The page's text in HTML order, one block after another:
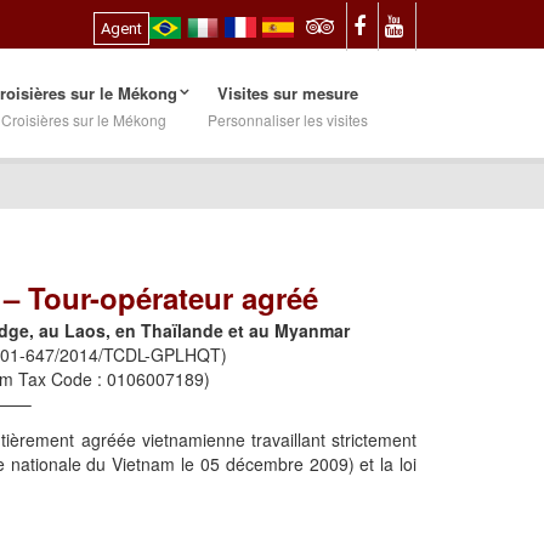
Agent
sur le Mékong
Croisières sur le Mékong
Visites sur mesure
Personnaliser les visites
Tour-opérateur agréé
au Laos, en Thaïlande et au Myanmar
647/2014/TCDL-GPLHQT)
Tax Code : 0106007189)
agréée vietnamienne travaillant strictement
du Vietnam le 05 décembre 2009) et la loi